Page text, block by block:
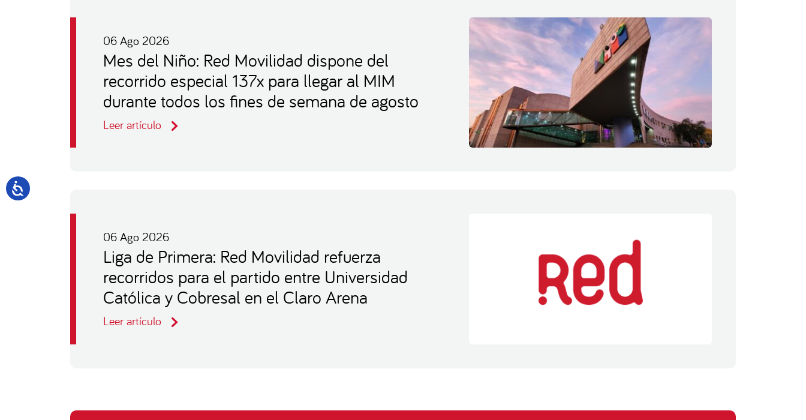
06 Ago 2026
Mes del Niño: Red Movilidad dispone del
recorrido especial 137x para llegar al MIM
durante todos los fines de semana de agosto
Leer artículo
06 Ago 2026
Liga de Primera: Red Movilidad refuerza
recorridos para el partido entre Universidad
Católica y Cobresal en el Claro Arena
Leer artículo